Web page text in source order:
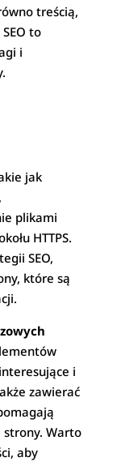
treścią,
to
i
jak
plikami
HTTPS.
SEO,
które są
i
zawierać
Warto
aby